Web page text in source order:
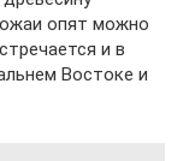
опят можно
и в
Востоке и